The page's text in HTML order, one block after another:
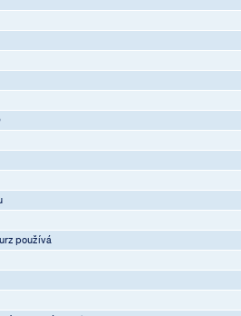
používá